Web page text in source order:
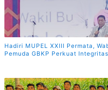
Hadiri MUPEL XXIII Permata,
Pemuda GBKP Perkuat